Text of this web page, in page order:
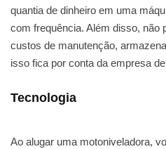
quantia de dinheiro em uma
com frequência. Além disso, não
custos de manutenção,
isso fica por conta da empresa
Tecnologia
Ao alugar uma motoniveladora,